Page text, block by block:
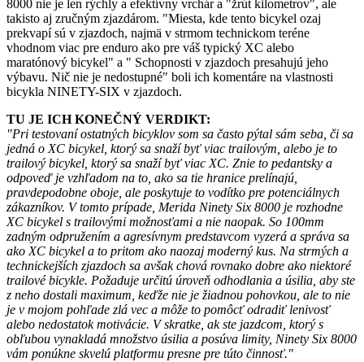
8000 nie je len rýchly a efektívny vrchár a "žrút kilometrov", ale
takisto aj zručným zjazdárom. "Miesta, kde tento bicykel ozaj
prekvapí sú v zjazdoch, najmä v strmom technickom teréne
vhodnom viac pre enduro ako pre váš typický XC alebo
maratónový bicykel" a " Schopnosti v zjazdoch presahujú jeho
výbavu. Nič nie je nedostupné" boli ich komentáre na vlastnosti
bicykla NINETY-SIX v zjazdoch.
TU JE ICH KONEČNÝ VERDIKT:
"Pri testovaní ostatných bicyklov som sa často pýtal sám seba, či sa
jedná o XC bicykel, ktorý sa snaží byť viac trailovým, alebo je to
trailový bicykel, ktorý sa snaží byť viac XC. Znie to pedantsky a
odpoveď je vzhľadom na to, ako sa tie hranice prelínajú,
pravdepodobne oboje, ale poskytuje to vodítko pre potenciálnych
zákazníkov. V tomto prípade, Merida Ninety Six 8000 je rozhodne
XC bicykel s trailovými možnosťami a nie naopak. So 100mm
zadným odpružením a agresívnym predstavcom vyzerá a správa sa
ako XC bicykel a to pritom ako naozaj moderný kus. Na strmých a
technickejších zjazdoch sa avšak chová rovnako dobre ako niektoré
trailové bicykle. Požaduje určitú úroveň odhodlania a úsilia, aby ste
z neho dostali maximum, keďže nie je žiadnou pohovkou, ale to nie
je v mojom pohľade zlá vec a môže to pomôcť odradiť lenivosť
alebo nedostatok motivácie. V skratke, ak ste jazdcom, ktorý s
obľubou vynakladá množstvo úsilia a posúva limity, Ninety Six 8000
vám ponúkne skvelú platformu presne pre túto činnosť."